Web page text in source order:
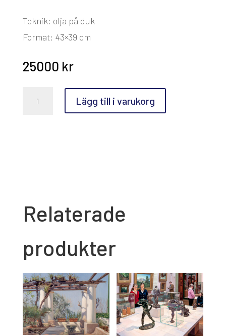
Teknik: olja på duk
Format: 43×39 cm
25000 kr
Johansson,
Lägg till i varukorg
Relaterade
produkter